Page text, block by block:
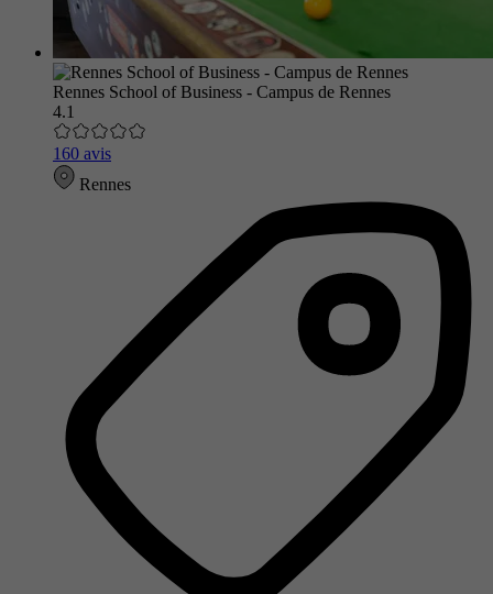
Rennes School of Business - Campus de Rennes
4.1
160 avis
Rennes